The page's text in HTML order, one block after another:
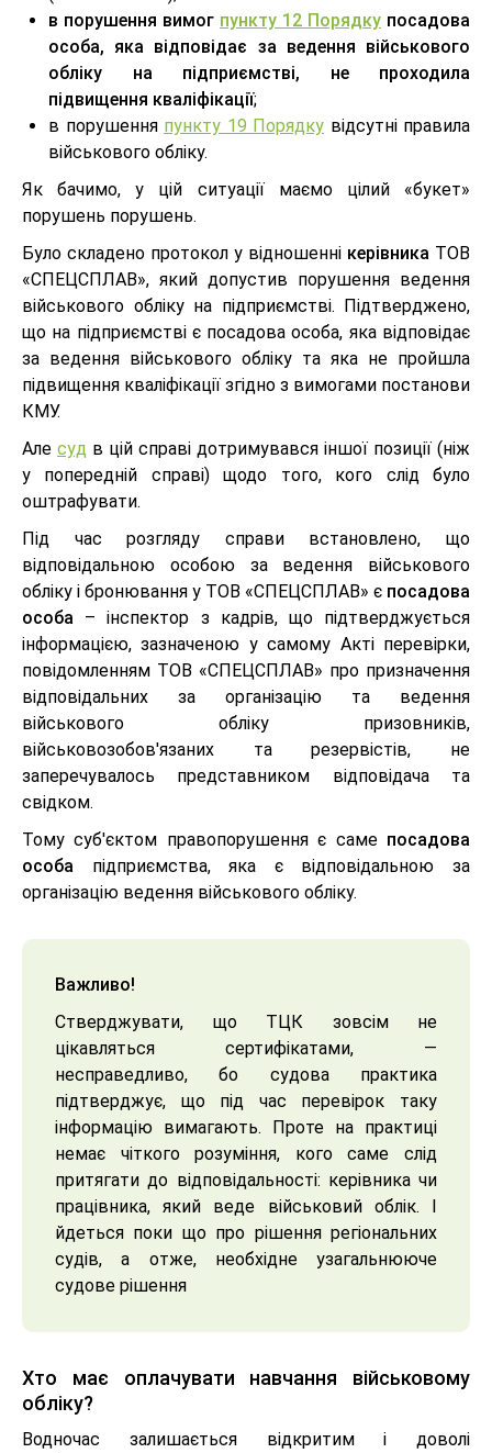
в порушення вимог пункту 12 Порядку посадова
особа, яка відповідає за ведення військового
обліку на підприємстві, не проходила
підвищення кваліфікації;
в порушення пункту 19 Порядку відсутні правила
військового обліку.
Як бачимо, у цій ситуації маємо цілий «букет»
порушень порушень.
Було складено протокол у відношенні керівника ТОВ
«СПЕЦСПЛАВ», який допустив порушення ведення
військового обліку на підприємстві. Підтверджено,
що на підприємстві є посадова особа, яка відповідає
за ведення військового обліку та яка не пройшла
підвищення кваліфікації згідно з вимогами постанови
КМУ.
Але суд в цій справі дотримувався іншої позиції (ніж
у попередній справі) щодо того, кого слід було
оштрафувати.
Під час розгляду справи встановлено, що
відповідальною особою за ведення військового
обліку і бронювання у ТОВ «СПЕЦСПЛАВ» є посадова
особа – інспектор з кадрів, що підтверджується
інформацією, зазначеною у самому Акті перевірки,
повідомленням ТОВ «СПЕЦСПЛАВ» про призначення
відповідальних за організацію та ведення
військового обліку призовників,
військовозобов'язаних та резервістів, не
заперечувалось представником відповідача та
свідком.
Тому суб'єктом правопорушення є самепосадова
особа підприємства, яка є відповідальною за
організацію ведення військового обліку.
Важливо!
Стверджувати, що ТЦК зовсім не
цікавляться сертифікатами, —
несправедливо, бо судова практика
підтверджує, що під час перевірок таку
інформацію вимагають. Проте на практиці
немає чіткого розуміння, кого саме слід
притягати до відповідальності: керівника чи
працівника, який веде військовий облік. І
йдеться поки що про рішення регіональних
судів, а отже, необхідне узагальнююче
судове рішення
Хто має оплачувати навчання військовому
обліку?
Водночас залишається відкритим і доволі